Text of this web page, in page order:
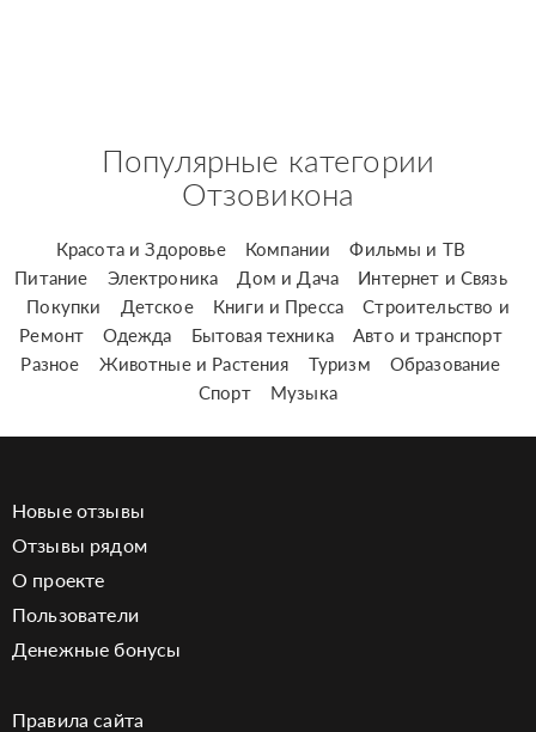
Популярные категории
Отзовикона
Красота и Здоровье Компании
Фильмы и ТВ
Питание
Электроника Дом и Дача
Интернет и Связь
Покупки
Детское Книги и Пресса
Строительство и
Ремонт
Одежда Бытовая техника
Авто и транспорт
Разное
Животные и Растения Туризм
Образование
Спорт
Музыка
Новые отзывы
Отзывы рядом
О проекте
Пользователи
Денежные бонусы
Правила сайта